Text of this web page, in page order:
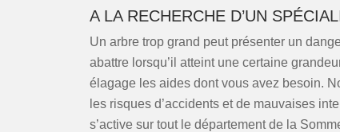
A LA RECHERCHE D’UN
Un arbre trop grand peut présenter un
abattre lorsqu’il atteint une certaine
élagage les aides dont vous avez besoin.
les risques d’accidents et de mauvaises
s’active sur tout le département de la